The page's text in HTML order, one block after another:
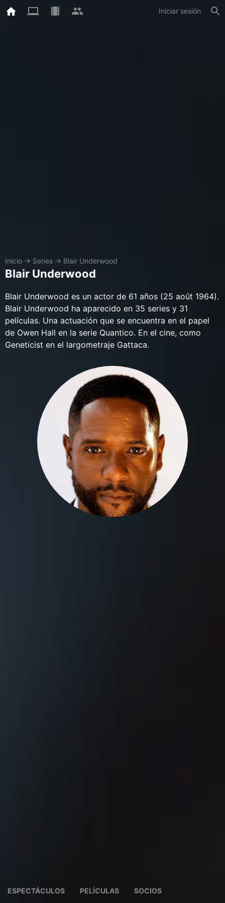
Iniciar sesión
Inicio → Series → Blair Underwood
Blair Underwood
Blair Underwood es un actor de 61 años (25 août 1964).
Blair Underwood ha aparecido en 35 series y 31
películas. Una actuación que se encuentra en el papel
de Owen Hall en la serie Quantico. En el cine, como
Geneticist en el largometraje Gattaca.
ESPECTÁCULOS PELÍCULAS SOCIOS